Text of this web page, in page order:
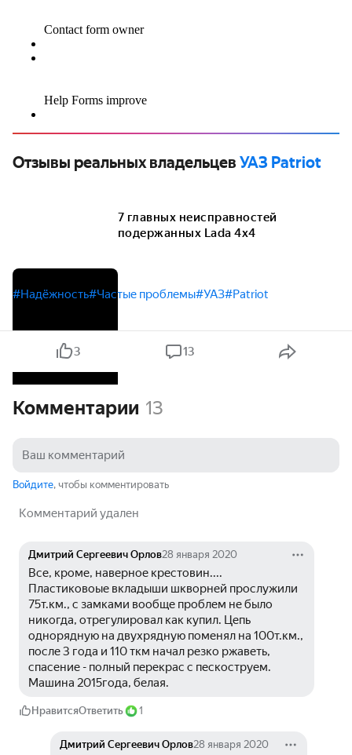
Отзывы реальных владельцев УАЗ Patriot
7 главных неисправностей
подержанных Lada 4x4
#Надёжность#Частые проблемы#УАЗ#Patriot
3 13
Комментарии 13
Войдите, чтобы комментировать
Комментарий удален
Дмитрий Сергеевич Орлов28 января 2020
Все, кроме, наверное крестовин....
Пластиковоые вкладыши шкворней прослужили
75т.км., с замками вообще проблем не было
никогда, отрегулировал как купил. Цепь
однорядную на двухрядную поменял на 100т.км.,
после 3 года и 110 ткм начал резко ржаветь,
спасение - полный перекрас с пескоструем.
Машина 2015года, белая.
НравитсяОтветить 1
Дмитрий Сергеевич Орлов28 января 2020